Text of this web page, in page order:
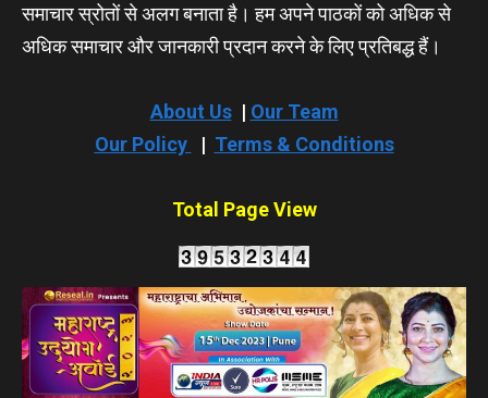
समाचार स्रोतों से अलग बनाता है। हम अपने पाठकों को अधिक से
अधिक समाचार और जानकारी प्रदान करने के लिए प्रतिबद्ध हैं।
About Us| Our Team
Our Policy
| Terms & Conditions
Total Page View